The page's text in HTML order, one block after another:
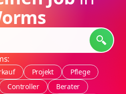
Projekt
Pflege
Controller
Berater